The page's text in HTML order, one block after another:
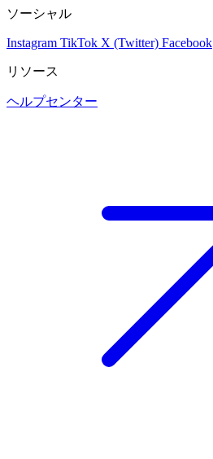
ソーシャル
Instagram TikTok X (Twitter) Facebook
リソース
ヘルプセンター